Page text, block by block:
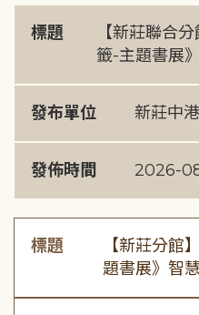
標題
【新莊聯合
籤-主題書展
發布單位 新莊中
發佈時間 2026-
標題
【新莊分館
題書展》智